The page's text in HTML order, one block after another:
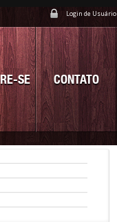
Login de Usuário
CONTATO
SE